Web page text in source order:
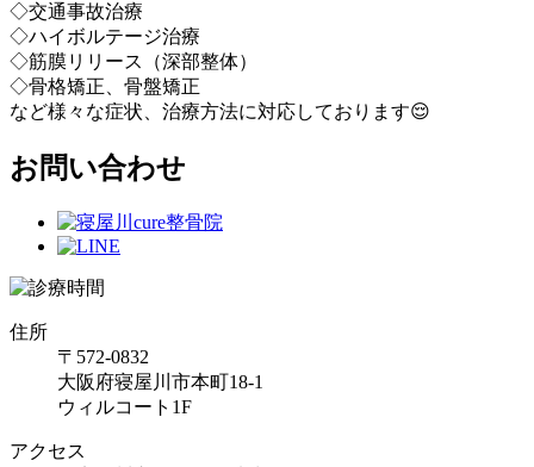
◇交通事故治療
◇ハイボルテージ治療
◇筋膜リリース（深部整体）
◇骨格矯正、骨盤矯正
など様々な症状、治療方法に対応しております😌
お問い合わせ
住所
〒572-0832
大阪府寝屋川市本町18-1
ウィルコート1F
アクセス